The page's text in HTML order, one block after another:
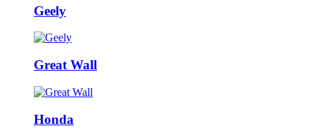
Geely
Great Wall
Honda